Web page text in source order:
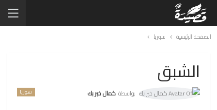
الصفحة الرئيسية سوريا
الشبق
سوريا بواسطة كمال خير بك